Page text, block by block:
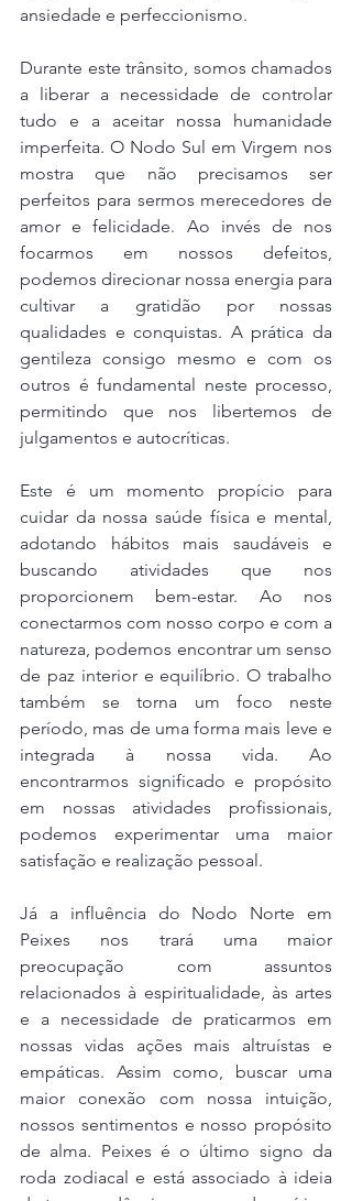
ansiedade e perfeccionismo.
Durante este trânsito, somos chamados
a liberar a necessidade de controlar
tudo e a aceitar nossa humanidade
imperfeita. O Nodo Sul em Virgem nos
mostra que não precisamos ser
perfeitos para sermos merecedores de
amor e felicidade. Ao invés de nos
focarmos em nossos defeitos,
podemos direcionar nossa energia para
cultivar a gratidão por nossas
qualidades e conquistas. A prática da
gentileza consigo mesmo e com os
outros é fundamental neste processo,
permitindo que nos libertemos de
julgamentos e autocríticas.
Este é um momento propício para
cuidar da nossa saúde física e mental,
adotando hábitos mais saudáveis e
buscando atividades que nos
proporcionem bem-estar. Ao nos
conectarmos com nosso corpo e com a
natureza, podemos encontrar um senso
de paz interior e equilíbrio. O trabalho
também se torna um foco neste
período, mas de uma forma mais leve e
integrada à nossa vida. Ao
encontrarmos significado e propósito
em nossas atividades profissionais,
podemos experimentar uma maior
satisfação e realização pessoal.
Já a influência do Nodo Norte em
Peixes nos trará uma maior
preocupação com assuntos
relacionados à espiritualidade, às artes
e a necessidade de praticarmos em
nossas vidas ações mais altruístas e
empáticas. Assim como, buscar uma
maior conexão com nossa intuição,
nossos sentimentos e nosso propósito
de alma. Peixes é o último signo da
roda zodiacal e está associado à ideia